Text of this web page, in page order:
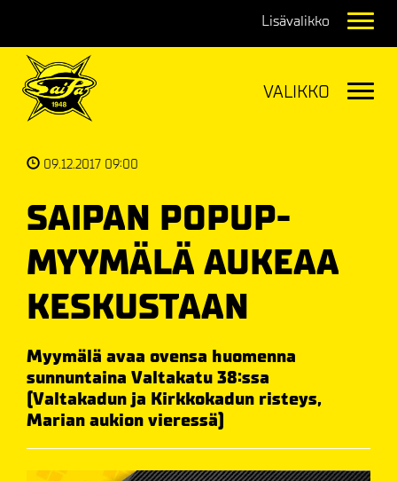
09.12.2017 09:00
SAIPAN POPUP-
MYYMÄLÄ AUKEAA
KESKUSTAAN
Myymälä avaa ovensa huomenna
sunnuntaina Valtakatu 38:ssa
(Valtakadun ja Kirkkokadun risteys,
Marian aukion vieressä)